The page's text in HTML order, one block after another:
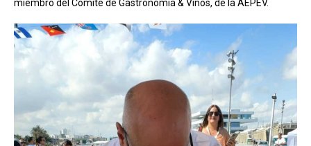
miembro del Comité de Gastronomía & Vinos, de la AEPEV.